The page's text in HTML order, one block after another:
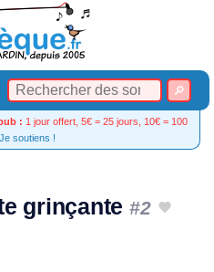
: 1 jour offert, 5€ = 25 jours, 10€ = 100
Je soutiens !
grinçante #2